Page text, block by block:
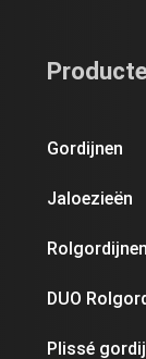
Gordijnen
Jaloezieën
Rolgordijnen
DUO
Plissé